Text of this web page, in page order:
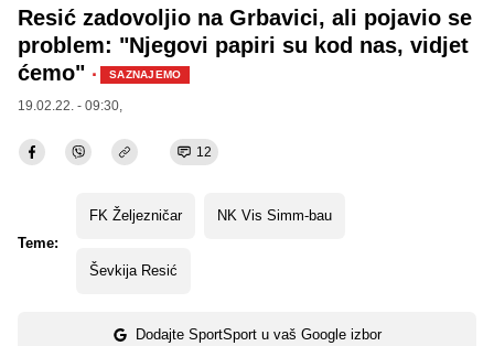
Resić zadovoljio na Grbavici, ali pojavio se
problem: "Njegovi papiri su kod nas, vidjet
ćemo" · SAZNAJEMO
19.02.22. - 09:30,
12
Teme:
FK Željezničar NK Vis Simm-bau
Ševkija Resić
Dodajte SportSport u vaš Google izbor